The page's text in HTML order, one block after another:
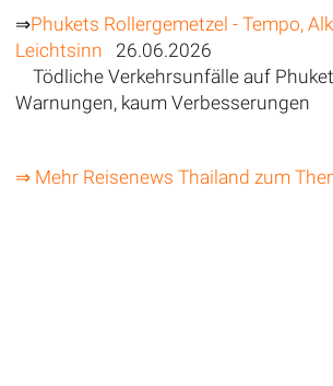
⇒Phukets Rollergemetzel - Tempo,
Leichtsinn 26.06.2026
Tödliche Verkehrsunfälle auf
Warnungen, kaum Verbesserungen
⇒ Mehr Reisenews Thailand zum